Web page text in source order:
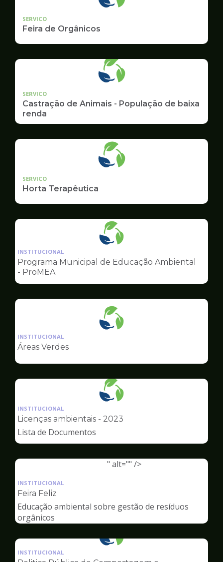
SERVICO
Feira de Orgânicos
SERVICO
Castração de Animais - População de baixa
renda
SERVICO
Horta Terapêutica
Ilustração
pagina
Meio
INSTITUCIONAL
Programa Municipal de Educação Ambiental
- ProMEA
Ilustração
Meio
Ambiente
INSTITUCIONAL
Áreas Verdes
Ilustração
pagina
INSTITUCIONAL
Licenças ambientais - 2023
Lista de Documentos
" alt="" />
Ilustração
Meio
Ambiente
INSTITUCIONAL
Feira Feliz
Educação ambiental sobre gestão de resíduos
orgânicos
Ilustração
INSTITUCIONAL